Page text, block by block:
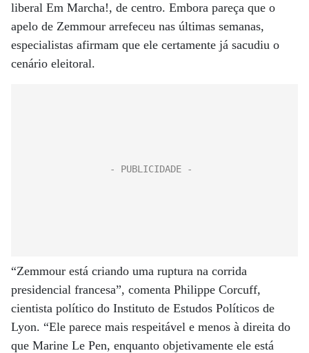
liberal Em Marcha!, de centro. Embora pareça que o
apelo de Zemmour arrefeceu nas últimas semanas,
especialistas afirmam que ele certamente já sacudiu o
cenário eleitoral.
“Zemmour está criando uma ruptura na corrida
presidencial francesa”, comenta Philippe Corcuff,
cientista político do Instituto de Estudos Políticos de
Lyon. “Ele parece mais respeitável e menos à direita do
que Marine Le Pen, enquanto objetivamente ele está